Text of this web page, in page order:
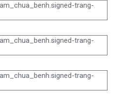
trang-
trang-
trang-